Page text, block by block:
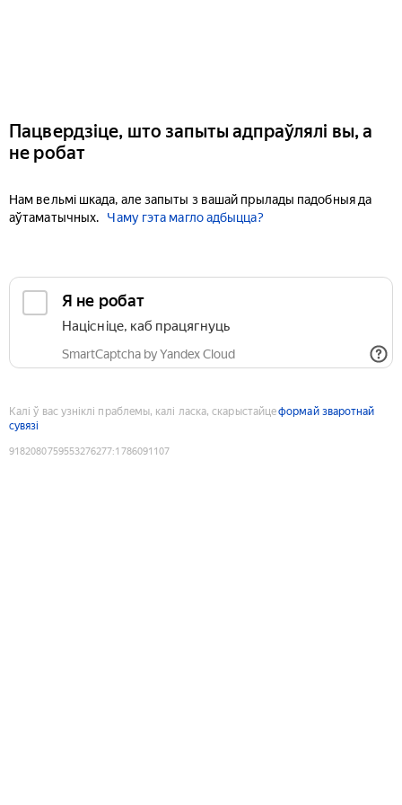
Пацвердзіце, што запыты адпраўлялі вы, а
не робат
Нам вельмі шкада, але запыты з вашай прылады падобныя да
аўтаматычных.
Чаму гэта магло адбыцца?
Я не робат
Націсніце, каб працягнуць
SmartCaptcha by Yandex Cloud
Калі ў вас узніклі праблемы, калі ласка, скарыстайцеформай зваротнай
сувязі
9182080759553276277:1786091107